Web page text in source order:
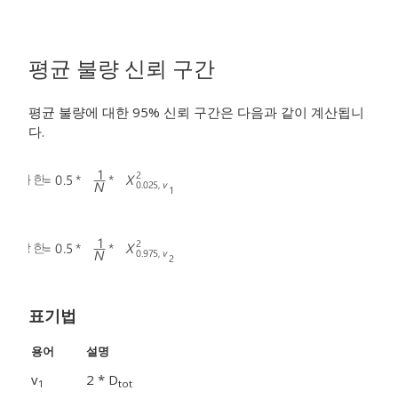
평균 불량 신뢰 구간
평균 불량에 대한 95% 신뢰 구간은 다음과 같이 계산됩니
다.
표기법
용어 설명
v1 2 * Dtot